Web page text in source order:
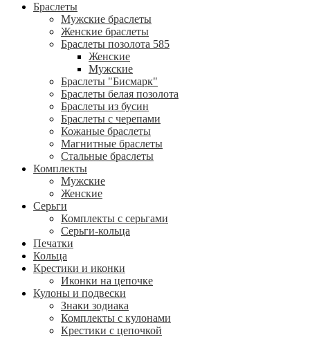
Браслеты
Мужские браслеты
Женские браслеты
Браслеты позолота 585
Женские
Мужские
Браслеты "Бисмарк"
Браслеты белая позолота
Браслеты из бусин
Браслеты с черепами
Кожаные браслеты
Магнитные браслеты
Стальные браслеты
Комплекты
Мужские
Женские
Серьги
Комплекты с серьгами
Серьги-кольца
Печатки
Кольца
Крестики и иконки
Иконки на цепочке
Кулоны и подвески
Знаки зодиака
Комплекты с кулонами
Крестики с цепочкой